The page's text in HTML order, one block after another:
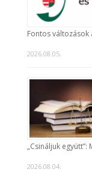
Fontos
2026.08.05.
„Csináljuk
2026.08.04.